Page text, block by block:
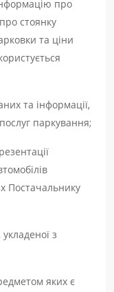
про
стоянку
та ціни
та інформації,
паркування;
Постачальнику
з
яких є